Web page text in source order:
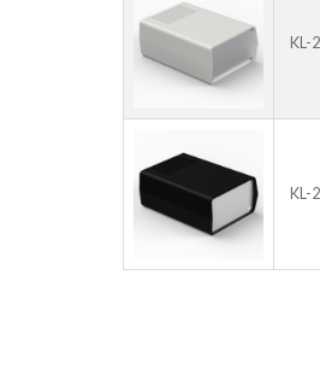
KL-
KL-